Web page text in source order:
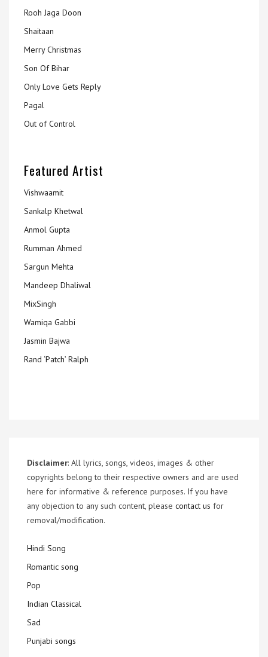
Rooh Jaga Doon
Shaitaan
Merry Christmas
Son Of Bihar
Only Love Gets Reply
Pagal
Out of Control
Featured Artist
Vishwaamit
Sankalp Khetwal
Anmol Gupta
Rumman Ahmed
Sargun Mehta
Mandeep Dhaliwal
MixSingh
Wamiqa Gabbi
Jasmin Bajwa
Rand ‘Patch’ Ralph
Disclaimer: All lyrics, songs, videos, images & other
copyrights belong to their respective owners and are used
here for informative & reference purposes. If you have
any objection to any such content, please contact us for
removal/modification.
Hindi Song
Romantic song
Pop
Indian Classical
Sad
Punjabi songs